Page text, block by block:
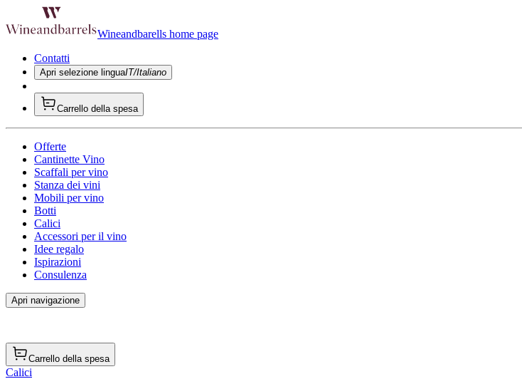
Wineandbarells home page
Contatti
Apri selezione linguaIT/Italiano
Carrello della spesa
Offerte
Cantinette Vino
Scaffali per vino
Stanza dei vini
Mobili per vino
Botti
Calici
Accessori per il vino
Idee regalo
Ispirazioni
Consulenza
Apri navigazione
Carrello della spesa
Calici